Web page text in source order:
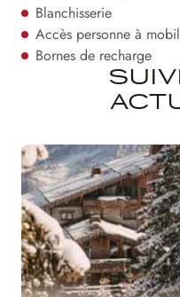
Blanchisserie
Accès personne à
Bornes de recharge